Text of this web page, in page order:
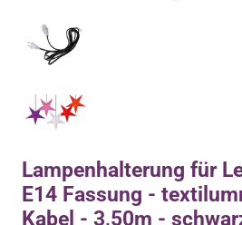
Lampenhalterung für
E14 Fassung -
Kabel - 3,50m -